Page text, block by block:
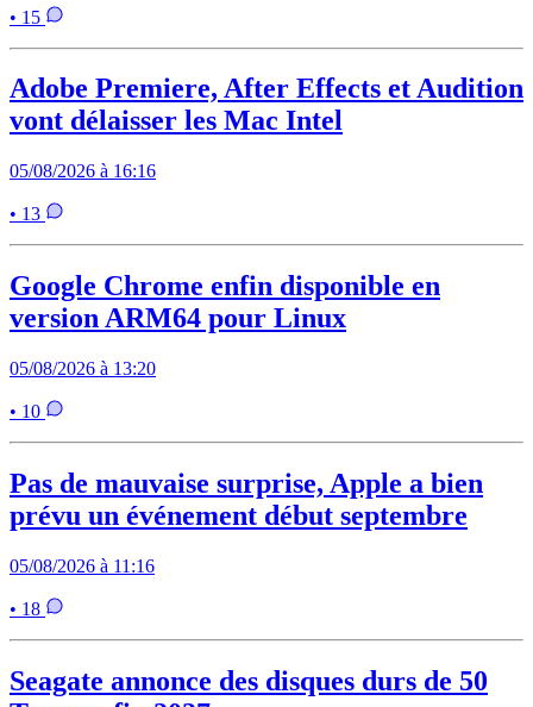
• 15
Adobe Premiere, After Effects et Audition
vont délaisser les Mac Intel
05/08/2026 à 16:16
• 13
Google Chrome enfin disponible en
version ARM64 pour Linux
05/08/2026 à 13:20
• 10
Pas de mauvaise surprise, Apple a bien
prévu un événement début septembre
05/08/2026 à 11:16
• 18
Seagate annonce des disques durs de 50